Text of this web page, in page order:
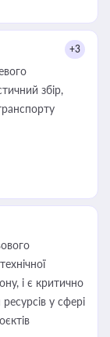
+3
збір,
за земельні ділянки, за паркування транспорту
і є критично
у сфері